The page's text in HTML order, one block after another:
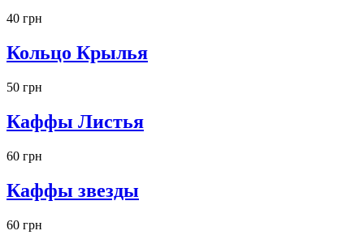
40 грн
Кольцо Крылья
50 грн
Каффы Листья
60 грн
Каффы звезды
60 грн